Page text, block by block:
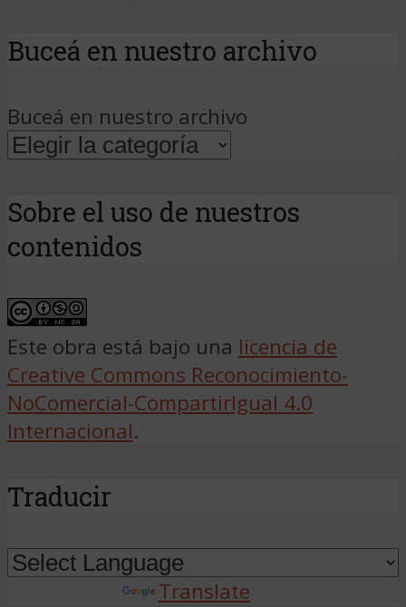
Buceá en nuestro archivo
Buceá en nuestro archivo
Sobre el uso de nuestros
contenidos
Este obra está bajo una licencia de
Creative Commons Reconocimiento-
NoComercial-CompartirIgual 4.0
Internacional.
Traducir
Translate